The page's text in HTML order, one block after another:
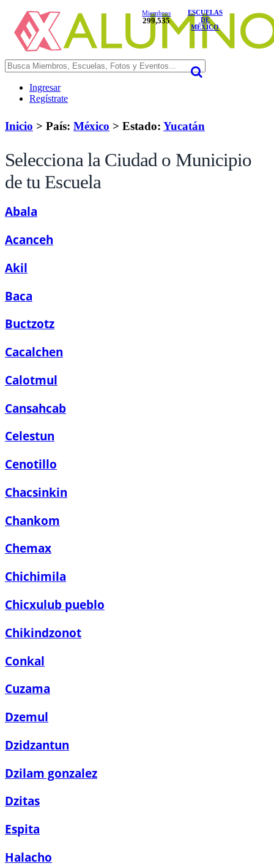
Miembros
299,535
ESCUELAS
DE
MÉXICO
Ingresar
Regístrate
Inicio > País: México > Estado: Yucatán
Selecciona la Ciudad o Municipio
de tu Escuela
Abala
Acanceh
Akil
Baca
Buctzotz
Cacalchen
Calotmul
Cansahcab
Celestun
Cenotillo
Chacsinkin
Chankom
Chemax
Chichimila
Chicxulub pueblo
Chikindzonot
Conkal
Cuzama
Dzemul
Dzidzantun
Dzilam gonzalez
Dzitas
Espita
Halacho